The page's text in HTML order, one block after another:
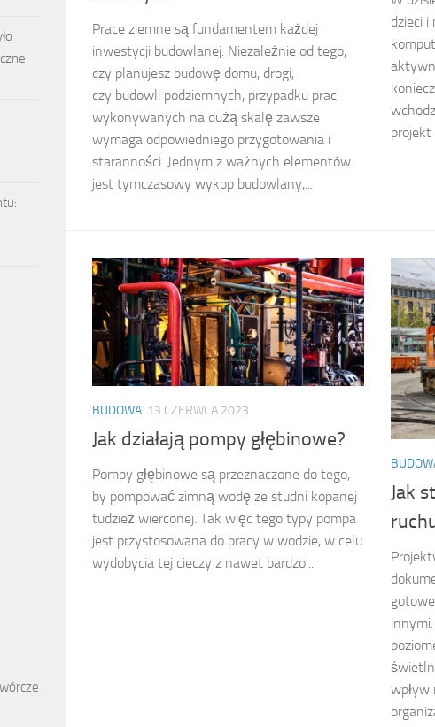
Prace ziemne są fundamentem każdej
inwestycji budowlanej. Niezależnie od tego,
czy planujesz budowę domu, drogi,
czy budowli podziemnych, przypadku prac
wykonywanych na dużą skalę zawsze
wymaga odpowiedniego przygotowania i
staranności. Jednym z ważnych elementów
jest tymczasowy wykop budowlany,...
dzieci i
projekt
BUDOWA 13 CZERWCA 2023
Jak działają pompy głębinowe?
Pompy głębinowe są przeznaczone do tego,
by pompować zimną wodę ze studni kopanej
tudzież wierconej. Tak więc tego typy pompa
jest przystosowana do pracy w wodzie, w celu
wydobycia tej cieczy z nawet bardzo...
Jak
wpływ